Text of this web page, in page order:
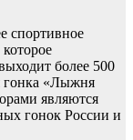
спортивное
более 500
гонка «Лыжня
являются
гонок России и